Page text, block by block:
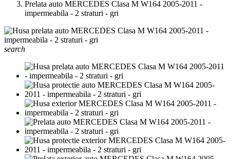
Prelata auto MERCEDES Clasa M W164 2005-2011 -
impermeabila - 2 straturi - gri
search